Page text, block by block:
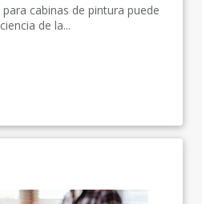
cabinas de pintura puede
de la...